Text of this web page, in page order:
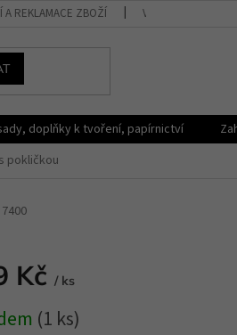
A REKLAMACE ZBOŽÍ VŠEOBECNÉ
doplňky k tvoření, papírnictví
pokličkou
7400
Kč / ks
(1 ks)